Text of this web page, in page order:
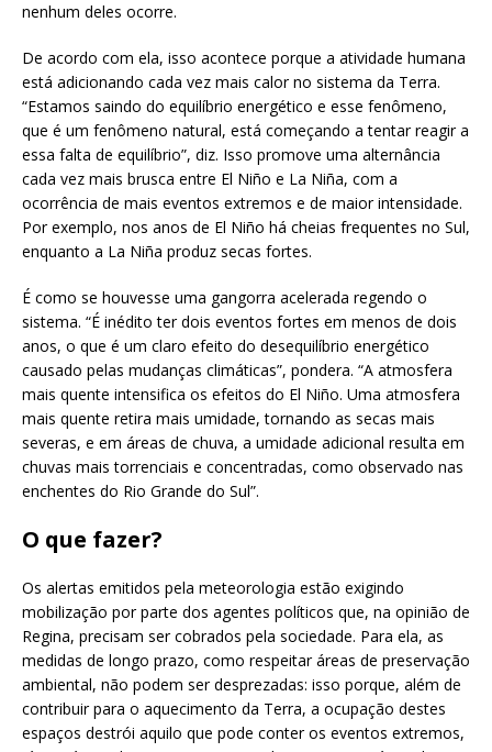
nenhum deles ocorre.
De acordo com ela, isso acontece porque a atividade humana
está adicionando cada vez mais calor no sistema da Terra.
“Estamos saindo do equilíbrio energético e esse fenômeno,
que é um fenômeno natural, está começando a tentar reagir a
essa falta de equilíbrio”, diz. Isso promove uma alternância
cada vez mais brusca entre El Niño e La Niña, com a
ocorrência de mais eventos extremos e de maior intensidade.
Por exemplo, nos anos de El Niño há cheias frequentes no Sul,
enquanto a La Niña produz secas fortes.
É como se houvesse uma gangorra acelerada regendo o
sistema. “É inédito ter dois eventos fortes em menos de dois
anos, o que é um claro efeito do desequilíbrio energético
causado pelas mudanças climáticas”, pondera. “A atmosfera
mais quente intensifica os efeitos do El Niño. Uma atmosfera
mais quente retira mais umidade, tornando as secas mais
severas, e em áreas de chuva, a umidade adicional resulta em
chuvas mais torrenciais e concentradas, como observado nas
enchentes do Rio Grande do Sul”.
O que fazer?
Os alertas emitidos pela meteorologia estão exigindo
mobilização por parte dos agentes políticos que, na opinião de
Regina, precisam ser cobrados pela sociedade. Para ela, as
medidas de longo prazo, como respeitar áreas de preservação
ambiental, não podem ser desprezadas: isso porque, além de
contribuir para o aquecimento da Terra, a ocupação destes
espaços destrói aquilo que pode conter os eventos extremos,